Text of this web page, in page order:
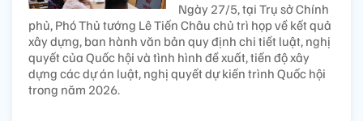
Ngày 27/5, tại Trụ sở Chính
phủ, Phó Thủ tướng Lê Tiến Châu chủ trì họp về kết quả
xây dựng, ban hành văn bản quy định chi tiết luật, nghị
quyết của Quốc hội và tình hình đề xuất, tiến độ xây
dựng các dự án luật, nghị quyết dự kiến trình Quốc hội
trong năm 2026.